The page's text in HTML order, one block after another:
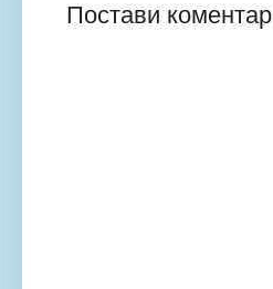
Постави коментар